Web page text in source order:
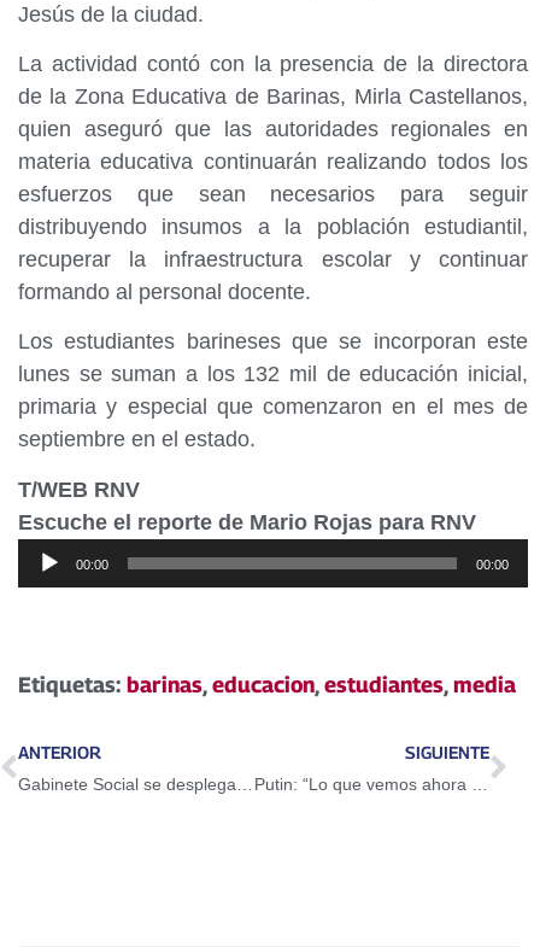
Jesús de la ciudad.
La actividad contó con la presencia de la directora
de la Zona Educativa de Barinas, Mirla Castellanos,
quien aseguró que las autoridades regionales en
materia educativa continuarán realizando todos los
esfuerzos que sean necesarios para seguir
distribuyendo insumos a la población estudiantil,
recuperar la infraestructura escolar y continuar
formando al personal docente.
Los estudiantes barineses que se incorporan este
lunes se suman a los 132 mil de educación inicial,
primaria y especial que comenzaron en el mes de
septiembre en el estado.
T/WEB RNV
Escuche el reporte de Mario Rojas para RNV
Reproductor
de
00:00 00:00
Etiquetas: barinas,educacion,estudiantes,media
ANTERIOR
Gabinete Social se desplegará este fin de semana en 12 estados del país
SIGUIENTE
Putin: “Lo que vemos ahora en la política de EE.UU. está dañando las relaciones ruso-estadounidense”